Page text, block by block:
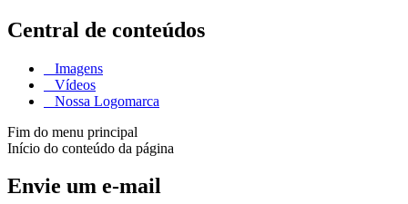
Central de conteúdos
Imagens
Vídeos
Nossa Logomarca
Fim do menu principal
Início do conteúdo da página
Envie um e-mail